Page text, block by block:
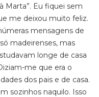
Marta”. Eu fiquei sem
me deixou muito feliz.
mensagens de
madeirenses, mas
longe de casa
me que era o
dos pais e de casa.
sozinhos naquilo. Isso